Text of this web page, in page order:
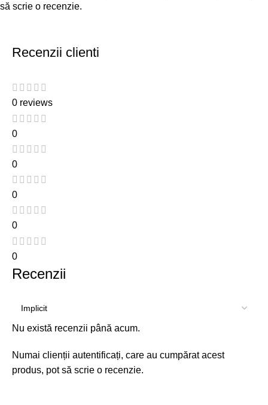
să scrie o recenzie.
Recenzii clienti
0 reviews
0
0
0
0
0
Recenzii
Nu există recenzii până acum.
Numai clienții autentificați, care au cumpărat acest
produs, pot să scrie o recenzie.